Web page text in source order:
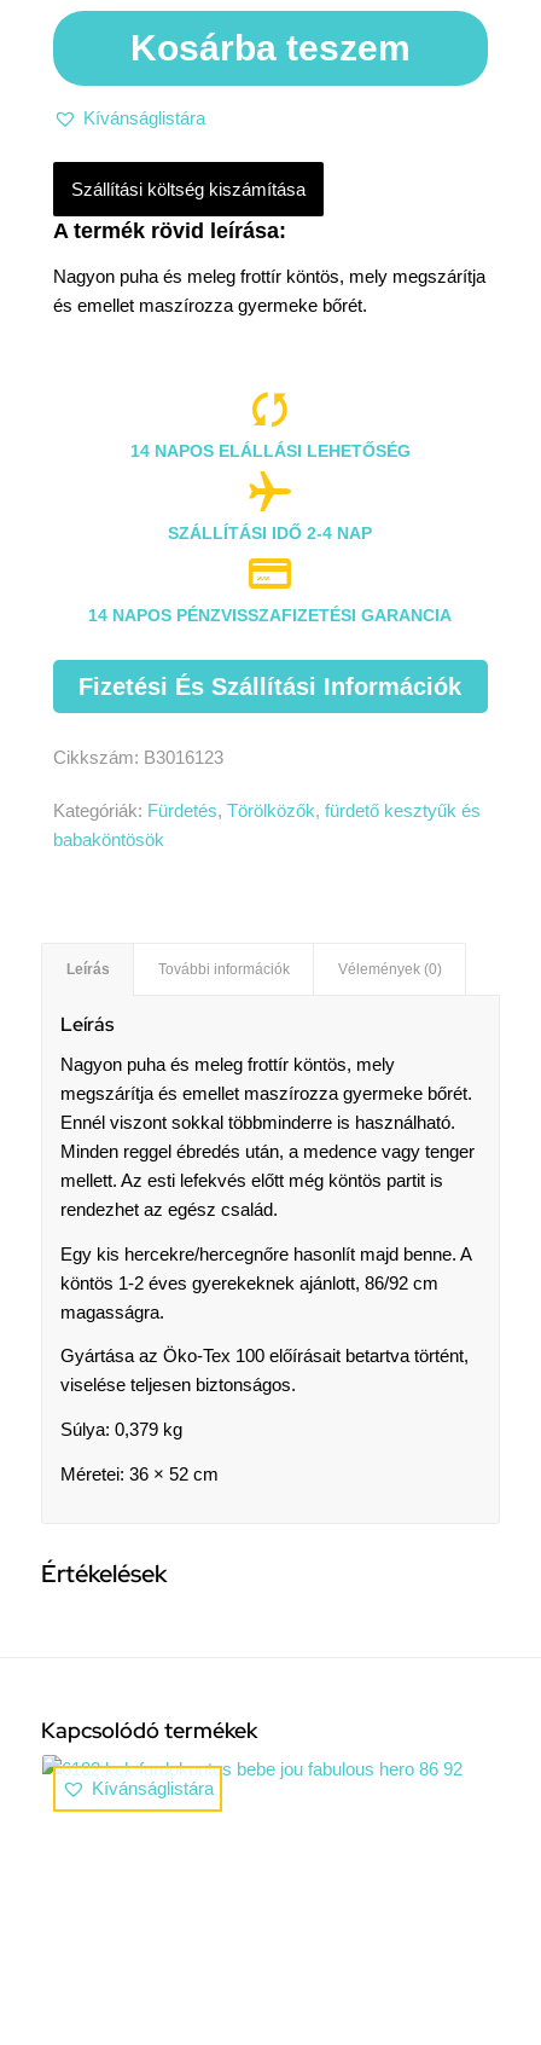
Nagyon puha és meleg frottír köntös, mely megszárítja
és emellet maszírozza gyermeke bőrét.
Kosárba teszem
Kívánságlistára
Szállítási költség kiszámítása

14 NAPOS ELÁLLÁSI LEHETŐSÉG

SZÁLLÍTÁSI IDŐ 2-4 NAP

14 NAPOS PÉNZVISSZAFIZETÉSI GARANCIA
Fizetési És Szállítási Információk
Cikkszám: B3016123
Kategóriák: Fürdetés, Törölközők, fürdető kesztyűk és
babaköntösök
Leírás További információk Vélemények (0)
Leírás
Nagyon puha és meleg frottír köntös, mely
megszárítja és emellet maszírozza gyermeke bőrét.
Ennél viszont sokkal többminderre is használható.
Minden reggel ébredés után, a medence vagy tenger
mellett. Az esti lefekvés előtt még köntös partit is
rendezhet az egész család.
Egy kis hercekre/hercegnőre hasonlít majd benne. A
köntös 1-2 éves gyerekeknek ajánlott, 86/92 cm
magasságra.
Gyártása az Öko-Tex 100 előírásait betartva történt,
viselése teljesen biztonságos.
Súlya: 0,379 kg
Méretei: 36 × 52 cm
Értékelések
Kapcsolódó termékek
Kívánságlistára